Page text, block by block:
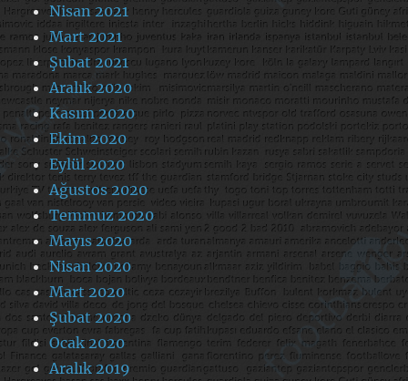
Nisan 2021
Mart 2021
Şubat 2021
Aralık 2020
Kasım 2020
Ekim 2020
Eylül 2020
Ağustos 2020
Temmuz 2020
Mayıs 2020
Nisan 2020
Mart 2020
Şubat 2020
Ocak 2020
Aralık 2019